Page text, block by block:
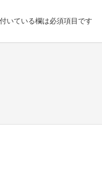
いている欄は必須項目です